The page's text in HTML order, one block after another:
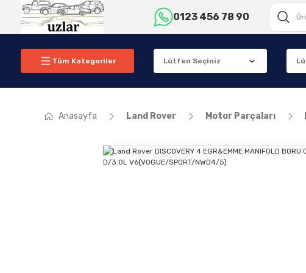
0123 456 78 90
Tüm Kategoriler
Anasayfa Land Rover Motor Parçaları